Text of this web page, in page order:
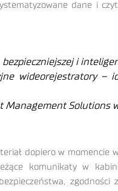
dane i
i
wideorejestratory
Management Solutions
dopiero w
komunikaty w